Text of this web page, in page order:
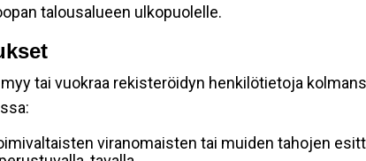
talousalueen ulkopuolelle.
tai vuokraa rekisteröidyn henkilötietoja
viranomaisten tai muiden tahojen